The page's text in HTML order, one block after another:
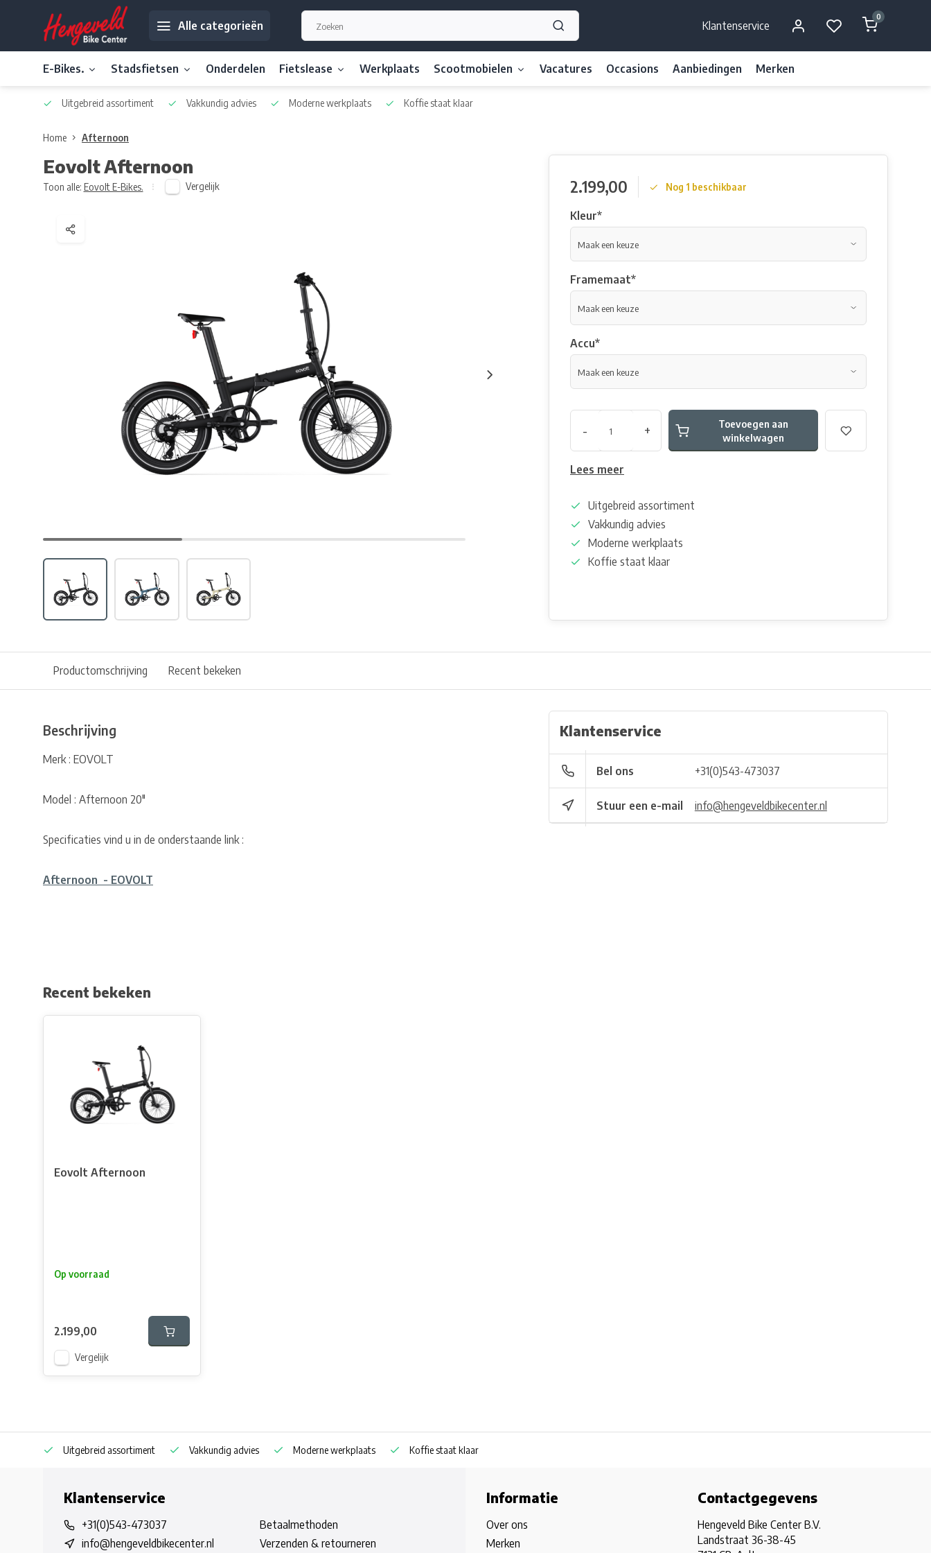
Alle categorieën Klantenservice
0
E-Bikes. Stadsfietsen Onderdelen Fietslease Werkplaats Scootmobielen Vacatures Occasions Aanbiedingen Merken
Uitgebreid assortiment Vakkundig advies Moderne werkplaats Koffie staat klaar
Home Afternoon
EovoltAfternoon
Toon alle: Eovolt E-Bikes. Vergelijk 2.199,00 Nog 1 beschikbaar
Kleur*
Framemaat*
Accu*
- +
Toevoegen aan
winkelwagen
Lees meer
Uitgebreid assortiment
Vakkundig advies
Moderne werkplaats
Koffie staat klaar
Productomschrijving Recent bekeken
Beschrijving
Merk : EOVOLT
Model : Afternoon 20"
Specificaties vind u in de onderstaande link :
Afternoon - EOVOLT
Klantenservice
Bel ons +31(0)543-473037
Stuur een e-mail info@hengeveldbikecenter.nl
Recent bekeken
Eovolt Afternoon
Op voorraad
2.199,00
Vergelijk
Uitgebreid assortiment Vakkundig advies Moderne werkplaats Koffie staat klaar
Klantenservice
+31(0)543-473037
info@hengeveldbikecenter.nl
Betaalmethoden
Verzenden & retourneren
Informatie
Over ons
Merken
Contactgegevens
Hengeveld Bike Center B.V.
Landstraat 36-38-45